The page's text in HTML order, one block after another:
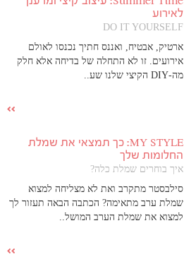
לאירוע
DO IT YOURSELF
ארטיק, אבטיח, ואננס חתיך נכנסו לאולם
אירועים. זו לא התחלה של בדיחה אלא חלק
מה-DIY הקיצי שלנו שע..
MY STYLE: כך תמצאי את שמלת
החלומות שלך
איך בוחרים שמלת כלה?
סילבסטר מתקרב ואת לא מצליחה למצוא
שמלת ערב מתאימה? הכתבה הבאה תעזור לך
למצוא את שמלת הערב המושל..